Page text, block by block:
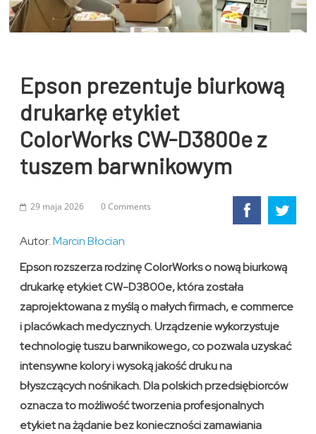
Epson prezentuje biurkową
drukarkę etykiet
ColorWorks CW-D3800e z
tuszem barwnikowym
29 maja 2026 0 Comments
Autor:Marcin Błocian
Epson rozszerza rodzinę ColorWorks o nową biurkową
drukarkę etykiet CW-D3800e, która została
zaprojektowana z myślą o małych firmach, e commerce
i placówkach medycznych. Urządzenie wykorzystuje
technologię tuszu barwnikowego, co pozwala uzyskać
intensywne kolory i wysoką jakość druku na
błyszczących nośnikach. Dla polskich przedsiębiorców
oznacza to możliwość tworzenia profesjonalnych
etykiet na żądanie bez konieczności zamawiania